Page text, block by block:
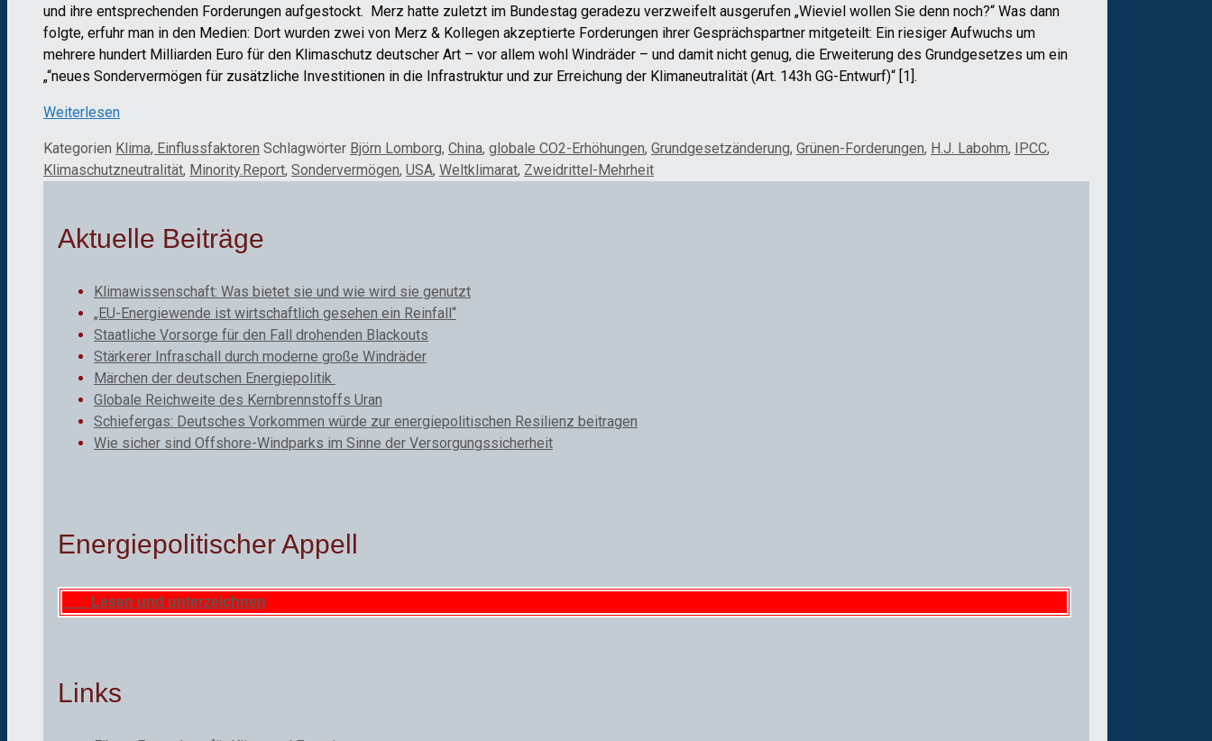
und ihre entsprechenden Forderungen aufgestockt. Merz hatte zuletzt im Bundestag geradezu verzweifelt ausgerufen „Wieviel wollen Sie denn noch?“ Was dann
folgte, erfuhr man in den Medien: Dort wurden zwei von Merz & Kollegen akzeptierte Forderungen ihrer Gesprächspartner mitgeteilt: Ein riesiger Aufwuchs um
mehrere hundert Milliarden Euro für den Klimaschutz deutscher Art – vor allem wohl Windräder – und damit nicht genug, die Erweiterung des Grundgesetzes um ein
„“neues Sondervermögen für zusätzliche Investitionen in die Infrastruktur und zur Erreichung der Klimaneutralität (Art. 143h GG-Entwurf)“ [1].
Weiterlesen
Kategorien Klima, Einflussfaktoren Schlagwörter Björn Lomborg, China, globale CO2-Erhöhungen, Grundgesetzänderung, Grünen-Forderungen, H.J. Labohm, IPCC,
Klimaschutzneutralität, Minority.Report, Sondervermögen, USA, Weltklimarat, Zweidrittel-Mehrheit
Aktuelle Beiträge
Klimawissenschaft: Was bietet sie und wie wird sie genutzt
„EU-Energiewende ist wirtschaftlich gesehen ein Reinfall“
Staatliche Vorsorge für den Fall drohenden Blackouts
Stärkerer Infraschall durch moderne große Windräder
Märchen der deutschen Energiepolitik
Globale Reichweite des Kernbrennstoffs Uran
Schiefergas: Deutsches Vorkommen würde zur energiepolitischen Resilienz beitragen
Wie sicher sind Offshore-Windparks im Sinne der Versorgungssicherheit
Energiepolitischer Appell
Lesen und unterzeichnen
Links